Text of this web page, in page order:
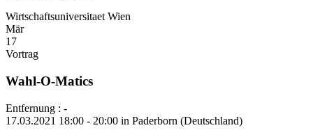
Wirtschaftsuniversitaet Wien
Mär
17
Vortrag
Wahl-O-Matics
Entfernung : -
17.03.2021 18:00 - 20:00 in Paderborn (Deutschland)